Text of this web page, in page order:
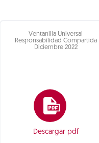
Ventanilla Universal
Responsabilidad Compartida
Diciembre 2022
Descargar pdf